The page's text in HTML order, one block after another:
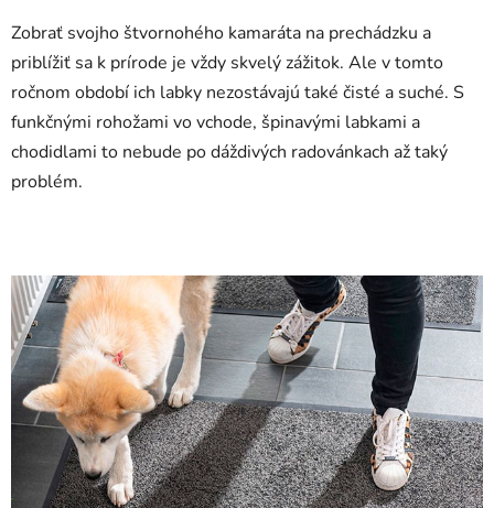
Zobrať svojho štvornohého kamaráta na prechádzku a
priblížiť sa k prírode je vždy skvelý zážitok. Ale v tomto
ročnom období ich labky nezostávajú také čisté a suché. S
funkčnými rohožami vo vchode, špinavými labkami a
chodidlami to nebude po dáždivých radovánkach až taký
problém.